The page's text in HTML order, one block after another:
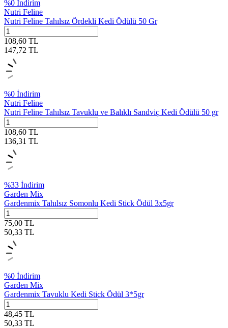
%0 İndirim
Nutri Feline
Nutri Feline Tahılsız Ördekli Kedi Ödülü 50 Gr
108,60 TL
147,72 TL
%0 İndirim
Nutri Feline
Nutri Feline Tahılsız Tavuklu ve Balıklı Sandviç Kedi Ödülü 50 gr
108,60 TL
136,31 TL
%33 İndirim
Garden Mix
Gardenmix Tahılsız Somonlu Kedi Stick Ödül 3x5gr
75,00 TL
50,33 TL
%0 İndirim
Garden Mix
Gardenmix Tavuklu Kedi Stick Ödül 3*5gr
48,45 TL
50,33 TL